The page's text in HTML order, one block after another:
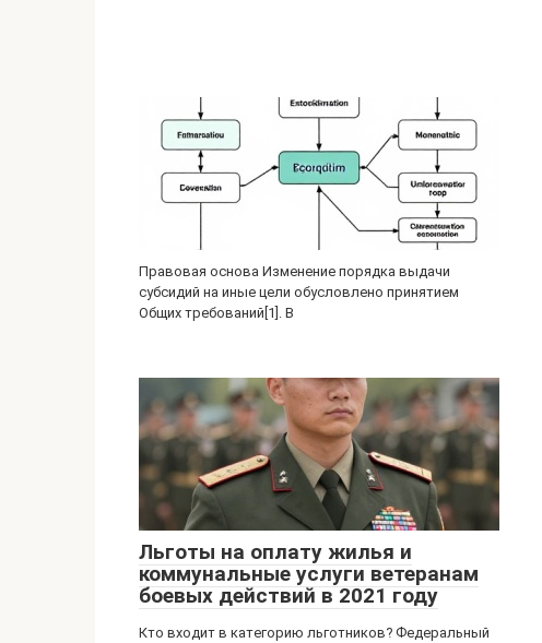
Правовая основа Изменение порядка выдачи
субсидий на иные цели обусловлено принятием
Общих требований[1]. В
Льготы на оплату жилья и
коммунальные услуги ветеранам
боевых действий в 2021 году
Кто входит в категорию льготников? Федеральный